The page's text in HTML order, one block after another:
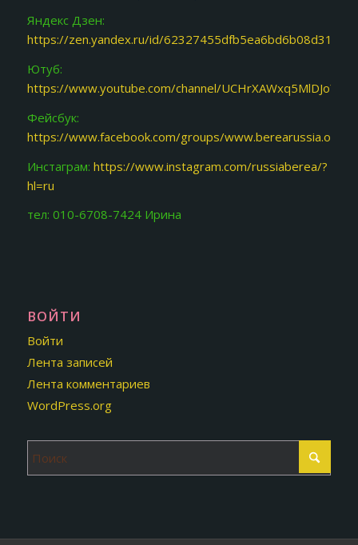
Яндекс Дзен:
https://zen.yandex.ru/id/62327455dfb5ea6bd6b08d31
Ютуб:
https://www.youtube.com/channel/
Фейсбук:
https://www.facebook.com/groups/www.berearussia.org/
Инстаграм: https://www.instagram.com/russiaberea/?
hl=ru
тел: 010-6708-7424 Ирина
ВОЙТИ
Войти
Лента записей
Лента комментариев
WordPress.org